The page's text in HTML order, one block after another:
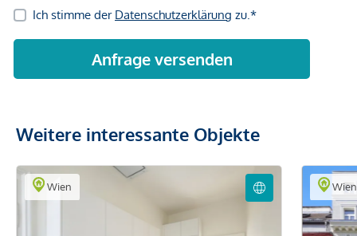
Weitere interessante Objekte
Wien Wien